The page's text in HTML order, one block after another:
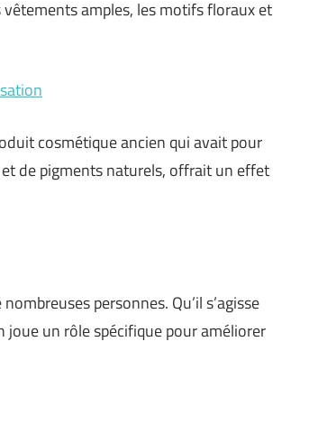
amples, les motifs floraux et
cosmétique ancien qui avait pour
de pigments naturels, offrait un effet
personnes. Qu’il s’agisse
joue un rôle spécifique pour améliorer